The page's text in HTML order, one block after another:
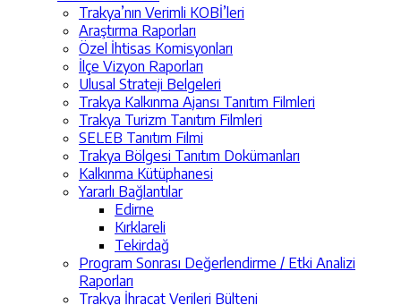
Trakya’nın Verimli KOBİ’leri
Araştırma Raporları
Özel İhtisas Komisyonları
İlçe Vizyon Raporları
Ulusal Strateji Belgeleri
Trakya Kalkınma Ajansı Tanıtım Filmleri
Trakya Turizm Tanıtım Filmleri
SELEB Tanıtım Filmi
Trakya Bölgesi Tanıtım Dokümanları
Kalkınma Kütüphanesi
Yararlı Bağlantılar
Edirne
Kırklareli
Tekirdağ
Program Sonrası Değerlendirme / Etki Analizi
Raporları
Trakya İhracat Verileri Bülteni